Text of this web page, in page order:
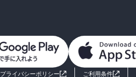
プライバシーポリシー ご利用条件